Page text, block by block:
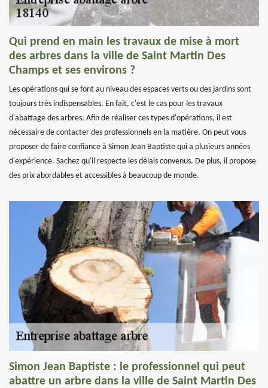
Qui prend en main les travaux de mise à mort
des arbres dans la ville de Saint Martin Des
Champs et ses environs ?
Les opérations qui se font au niveau des espaces verts ou des jardins sont
toujours très indispensables. En fait, c'est le cas pour les travaux
d'abattage des arbres. Afin de réaliser ces types d'opérations, il est
nécessaire de contacter des professionnels en la matière. On peut vous
proposer de faire confiance à Simon Jean Baptiste qui a plusieurs années
d'expérience. Sachez qu'il respecte les délais convenus. De plus, il propose
des prix abordables et accessibles à beaucoup de monde.
Simon Jean Baptiste : le professionnel qui peut
abattre un arbre dans la ville de Saint Martin Des